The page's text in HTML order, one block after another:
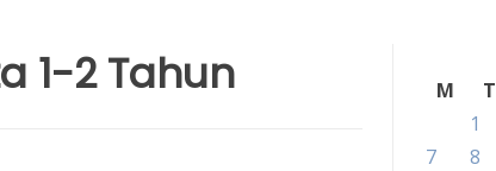
1-2 Tahun
M
T
1
7
8